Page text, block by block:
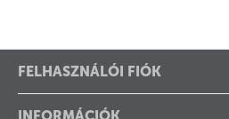
FELHASZNÁLÓI FIÓK